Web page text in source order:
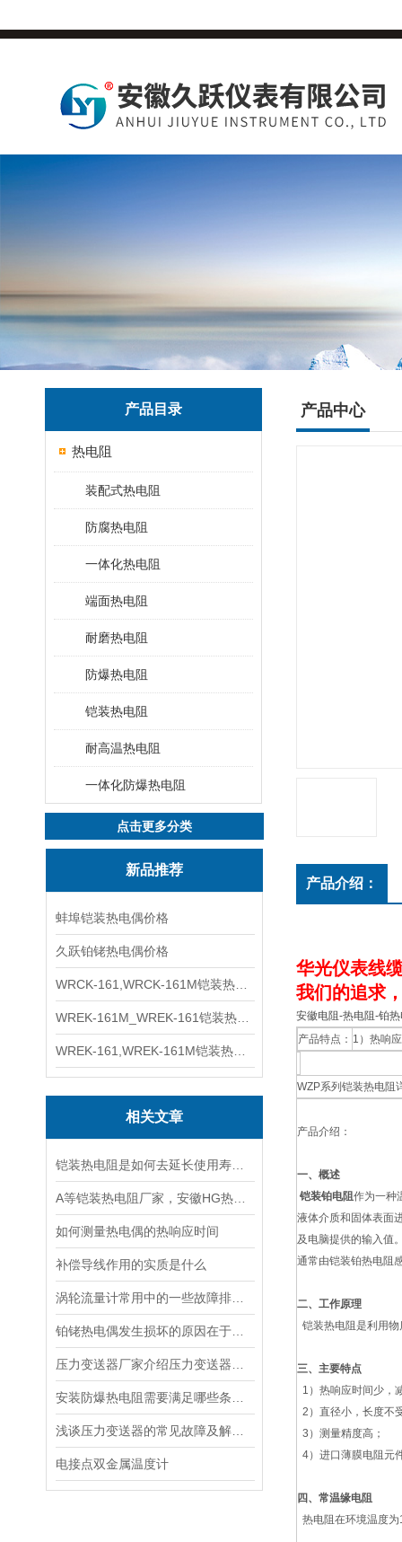
产品目录
热电阻
装配式热电阻
防腐热电阻
一体化热电阻
端面热电阻
耐磨热电阻
防爆热电阻
铠装热电阻
耐高温热电阻
一体化防爆热电阻
点击更多分类
新品推荐
蚌埠铠装热电偶价格
久跃铂铑热电偶价格
相关文章
如何测量热电偶的热响应时间
补偿导线作用的实质是什么
电接点双金属温度计
产品中心
产品介绍：
华光仪表线
我们的追求
安徽电阻-热电阻-铂
产品特点： 1）热响
WZP系列铠装热电阻
产品介绍：
一、概述
铠装铂电阻作为一种
液体介质和固体表面
及电脑提供的输入值
通常由铠装铂热电阻
二、工作原理
铠装热电阻是利用
三、主要特点
1）热响应时间少，
2）直径小，长度不
3）测量精度高；
4）进口薄膜电阻元
四、常温缘电阻
热电阻在环境温度